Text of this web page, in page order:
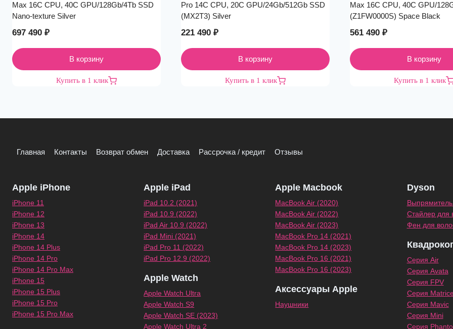
Max 16C CPU, 40C GPU/128Gb/4Tb SSD
Nano-texture Silver
697 490 ₽
В корзину
Купить в 1 клик
Pro 14C CPU, 20C GPU/24Gb/512Gb SSD
(MX2T3) Silver
221 490 ₽
В корзину
Купить в 1 клик
Max 16C CPU, 40C GPU/
(Z1FW0000S) Space Black
561 490 ₽
В корзину
Купить в 1 клик
Главная Контакты Возврат обмен Доставка Рассрочка / кредит Отзывы
Apple iPhone
iPhone 11
iPhone 12
iPhone 13
iPhone 14
iPhone 14 Plus
iPhone 14 Pro
iPhone 14 Pro Max
iPhone 15
iPhone 15 Plus
iPhone 15 Pro
iPhone 15 Pro Max
Apple iPad
iPad 10.2 (2021)
iPad 10.9 (2022)
iPad Air 10.9 (2022)
iPad Mini (2021)
iPad Pro 11 (2022)
iPad Pro 12.9 (2022)
Apple Watch
Apple Watch Ultra
Apple Watch S9
Apple Watch SE (2023)
Apple Watch Ultra 2
Apple Macbook
MacBook Air (2020)
MacBook Air (2022)
MacBook Air (2023)
MacBook Pro 14 (2021)
MacBook Pro 14 (2023)
MacBook Pro 16 (2021)
MacBook Pro 16 (2023)
Аксессуары Apple
Наушники
Dyson
Стайлер для
Фен для
Серия Air
Серия Avata
Серия FPV
Серия
Серия Mavic
Серия Mini
Серия